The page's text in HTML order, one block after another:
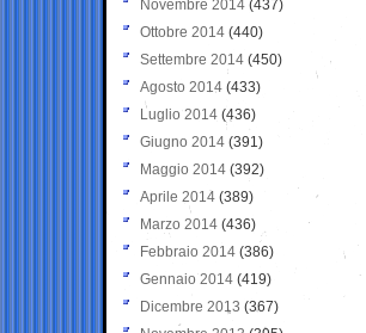
Novembre 2014 (437)
Ottobre 2014 (440)
Settembre 2014 (450)
Agosto 2014 (433)
Luglio 2014 (436)
Giugno 2014 (391)
Maggio 2014 (392)
Aprile 2014 (389)
Marzo 2014 (436)
Febbraio 2014 (386)
Gennaio 2014 (419)
Dicembre 2013 (367)